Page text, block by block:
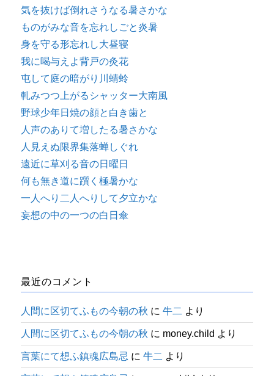
気を抜けば倒れさうなる暑さかな
ものがみな音を忘れしごと炎暑
身を守る形忘れし大昼寝
我に喝与えよ背戸の灸花
屯して庭の暗がり川蜻蛉
軋みつつ上がるシャッター大南風
野球少年日焼の顔と白き歯と
人声のありて増したる暑さかな
人見えぬ限界集落蝉しぐれ
遠近に草刈る音の日曜日
何も無き道に躓く極暑かな
一人へり二人へりして夕立かな
妄想の中の一つの白日傘
最近のコメント
人間に区切てふもの今朝の秋 に牛二 より
人間に区切てふもの今朝の秋 に money.child より
言葉にて想ふ鎮魂広島忌 に牛二 より